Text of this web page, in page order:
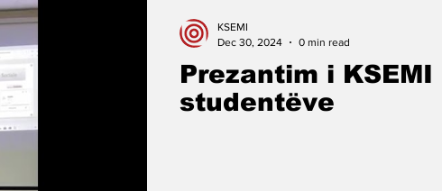
Prezantim i
studentëve
KSEMI
Dec 30, 2024
0 min read